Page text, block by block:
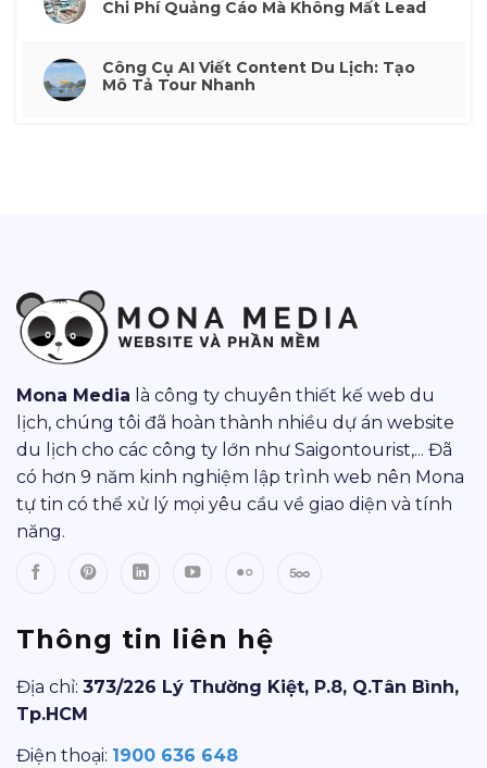
Chi Phí Quảng Cáo Mà Không Mất Lead
Công Cụ AI Viết Content Du Lịch: Tạo
Mô Tả Tour Nhanh
Mona Media là công ty chuyên thiết kế web du
lịch, chúng tôi đã hoàn thành nhiều dự án website
du lịch cho các công ty lớn như Saigontourist,... Đã
có hơn 9 năm kinh nghiệm lập trình web nên Mona
tự tin có thể xử lý mọi yêu cầu về giao diện và tính
năng.
Thông tin liên hệ
Địa chỉ: 373/226 Lý Thường Kiệt, P.8, Q.Tân Bình,
Tp.HCM
Điện thoại: 1900 636 648